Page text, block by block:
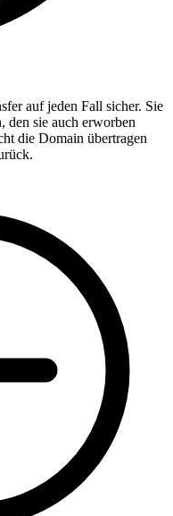
auf jeden Fall sicher. Sie
den sie auch erworben
die Domain übertragen